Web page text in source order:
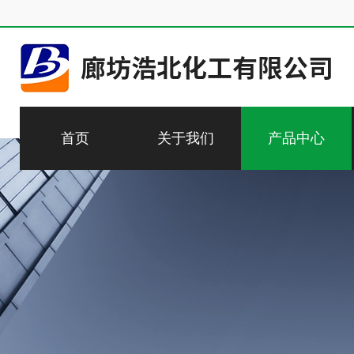
首页 关于我们 产品中心